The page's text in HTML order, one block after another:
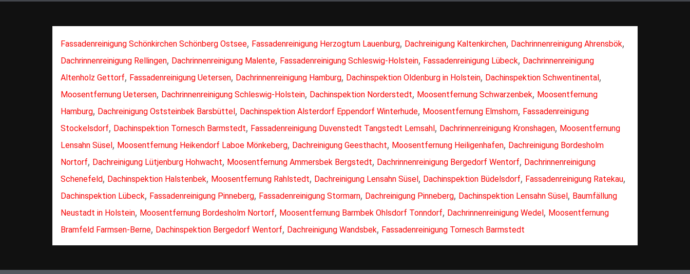
Fassadenreinigung Schönkirchen Schönberg Ostsee, Fassadenreinigung Herzogtum Lauenburg, Dachreinigung Kaltenkirchen, Dachrinnenreinigung Ahrensbök,
Dachrinnenreinigung Rellingen, Dachrinnenreinigung Malente, Fassadenreinigung Schleswig-Holstein, Fassadenreinigung Lübeck, Dachrinnenreinigung
Altenholz Gettorf, Fassadenreinigung Uetersen, Dachrinnenreinigung Hamburg, Dachinspektion Oldenburg in Holstein, Dachinspektion Schwentinental ,
Moosentfernung Uetersen, Dachrinnenreinigung Schleswig-Holstein, Dachinspektion Norderstedt, Moosentfernung Schwarzenbek, Moosentfernung
Hamburg, Dachreinigung Oststeinbek Barsbüttel , Dachinspektion Alsterdorf Eppendorf Winterhude, Moosentfernung Elmshorn, Fassadenreinigung
Stockelsdorf, Dachinspektion Tornesch Barmstedt, Fassadenreinigung Duvenstedt Tangstedt Lemsahl , Dachrinnenreinigung Kronshagen, Moosentfernung
Lensahn Süsel , Moosentfernung Heikendorf Laboe Mönkeberg, Dachreinigung Geesthacht, Moosentfernung Heiligenhafen, Dachreinigung Bordesholm
Nortorf, Dachreinigung Lütjenburg Hohwacht, Moosentfernung Ammersbek Bergstedt, Dachrinnenreinigung Bergedorf Wentorf, Dachrinnenreinigung
Schenefeld, Dachinspektion Halstenbek, Moosentfernung Rahlstedt, Dachreinigung Lensahn Süsel , Dachinspektion Büdelsdorf, Fassadenreinigung Ratekau,
Dachinspektion Lübeck, Fassadenreinigung Pinneberg, Fassadenreinigung Stormarn, Dachreinigung Pinneberg, Dachinspektion Lensahn Süsel , Baumfällung
Neustadt in Holstein, Moosentfernung Bordesholm Nortorf, Moosentfernung Barmbek Ohlsdorf Tonndorf, Dachrinnenreinigung Wedel , Moosentfernung
Bramfeld Farmsen-Berne, Dachinspektion Bergedorf Wentorf, Dachreinigung Wandsbek, Fassadenreinigung Tornesch Barmstedt